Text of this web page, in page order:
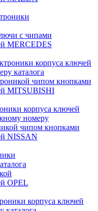
с чипами
MERCEDES
корпуса ключей
каталога
чипом кнопками
MITSUBISHI
корпуса ключей
номеру
чипом кнопками
NISSAN
OPEL
корпуса ключей